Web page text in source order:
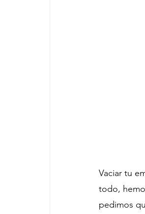
Vaciar tu
todo,
pedimos